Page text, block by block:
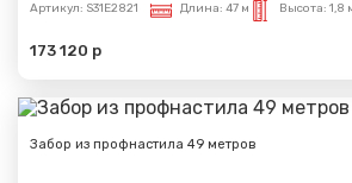
Артикул: S31E2821 Длина: 47 м Высота: 1,8
173 120 р
Забор из профнастила 49 метров